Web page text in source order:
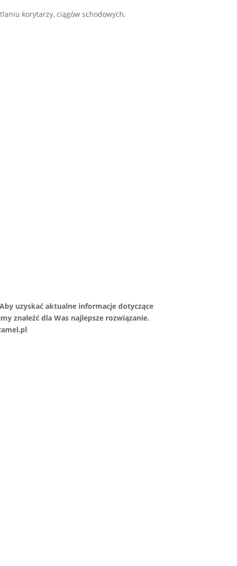
korytarzy, ciągów schodowych,
uzyskać aktualne informacje dotyczące
znaleźć dla Was najlepsze rozwiązanie.